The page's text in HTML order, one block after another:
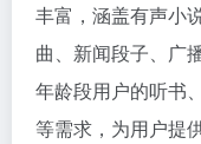
丰富，涵盖有声小
曲、新闻段子、广
年龄段用户的听书
等需求，为用户提